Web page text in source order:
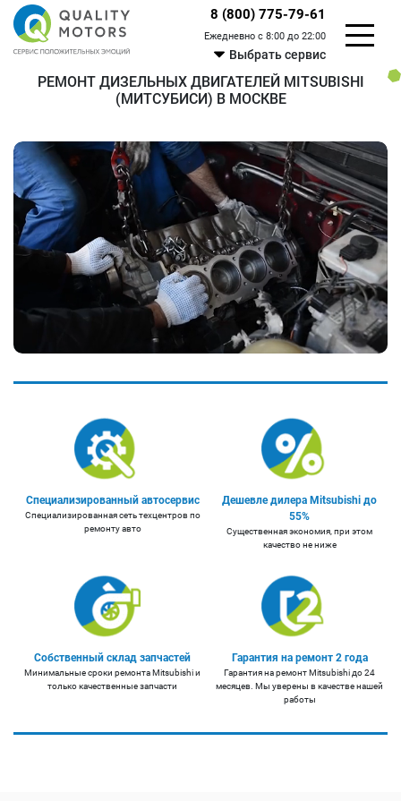
8 (800) 775-79-61
Ежедневно с 8:00 до 22:00
Выбрать сервис
РЕМОНТ ДИЗЕЛЬНЫХ ДВИГАТЕЛЕЙ MITSUBISHI
(МИТСУБИСИ) В МОСКВЕ
Специализированный автосервис
Специализированная сеть техцентров по
ремонту авто
Дешевле дилера Mitsubishi до
55%
Существенная экономия, при этом
качество не ниже
Собственный склад запчастей
Минимальные сроки ремонта Mitsubishi и
только качественные запчасти
Гарантия на ремонт 2 года
Гарантия на ремонт Mitsubishi до 24
месяцев. Мы уверены в качестве нашей
работы